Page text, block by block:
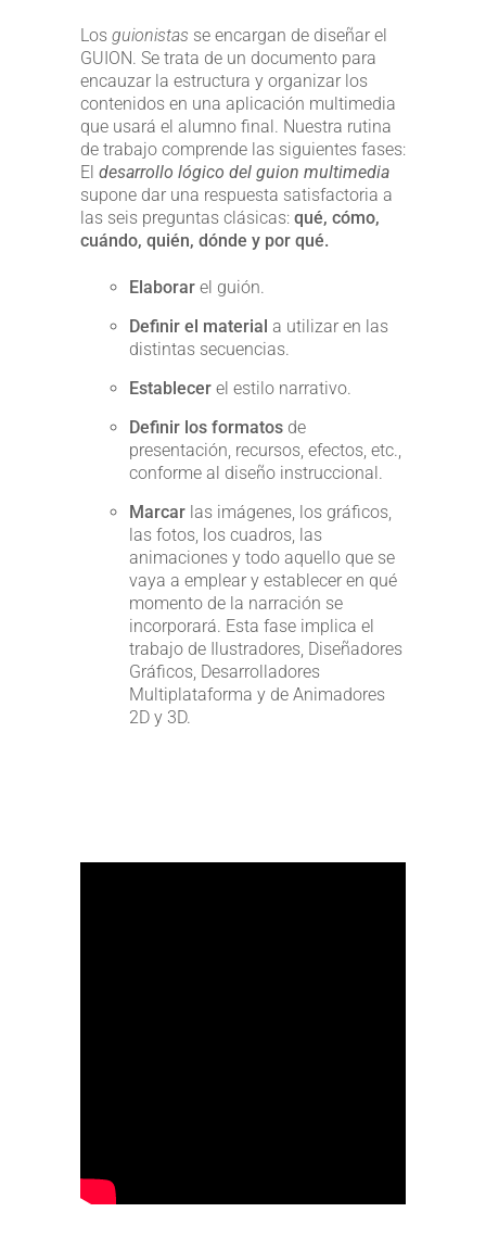
Los guionistas se encargan de diseñar el
GUION. Se trata de un documento para
encauzar la estructura y organizar los
contenidos en una aplicación multimedia
que usará el alumno final. Nuestra rutina
de trabajo comprende las siguientes fases:
El desarrollo lógico del guion multimedia
supone dar una respuesta satisfactoria a
las seis preguntas clásicas: qué, cómo,
cuándo, quién, dónde y por qué.
Elaborar el guión.
Definir el material a utilizar en las
distintas secuencias.
Establecer el estilo narrativo.
Definir los formatos de
presentación, recursos, efectos, etc.,
conforme al diseño instruccional.
Marcar las imágenes, los gráficos,
las fotos, los cuadros, las
animaciones y todo aquello que se
vaya a emplear y establecer en qué
momento de la narración se
incorporará. Esta fase implica el
trabajo de Ilustradores, Diseñadores
Gráficos, Desarrolladores
Multiplataforma y de Animadores
2D y 3D.